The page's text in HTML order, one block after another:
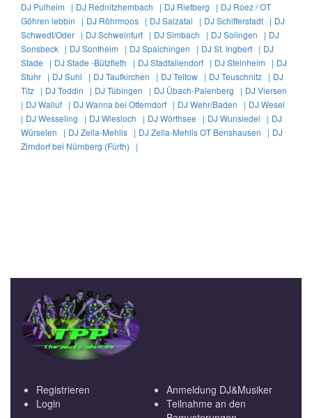
DJ Pulheim | DJ Rednitzhembach | DJ Rietberg | DJ Roez / OT
Göhren lebbin | DJ Röhrmoos | DJ Salzatal | DJ Schifferstadt | DJ
Schwedt/Oder | DJ Schweinfurt | DJ Simbach | DJ Solingen | DJ
Sonsbeck | DJ Sontheim | DJ Spaichingen | DJ St. Ingbert | DJ
Stade | DJ Stade -Bützfleth | DJ Stadtallendorf | DJ Steinheim | DJ
Stuhr | DJ Suhl | DJ Taufkirchen | DJ Teltow | DJ Teuschnitz | DJ
Titz | DJ Toddin | DJ Tübingen | DJ Übach-Palenberg | DJ Viersen
| DJ Walluf | DJ Wanna bei Otterndorf | DJ Wehr/Baden | DJ Wesel
| DJ Wesseling | DJ Wiesloch | DJ Wörthsee | DJ Wunsiedel | DJ
Würselen | DJ Zella-Mehlis | DJ Zella-Mehlis OT Benshausen | DJ
Zirndorf bei Nürnberg (Fürth) |
Registrieren
Login
Anmeldung DJ&Musiker
Teilnahme an den